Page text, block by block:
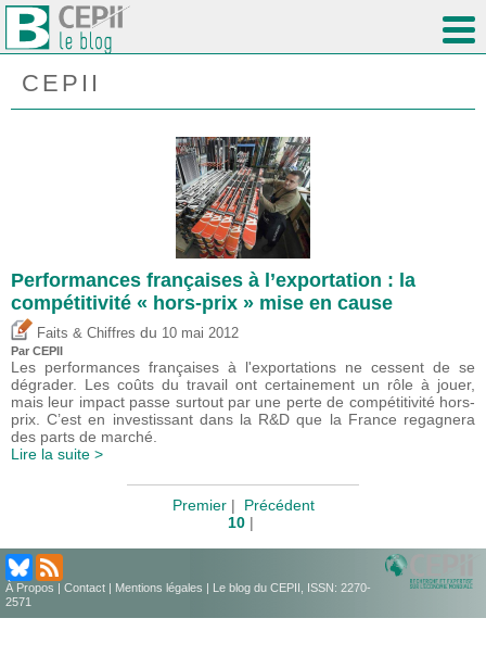
CEPII
Performances françaises à l’exportation : la
compétitivité « hors-prix » mise en cause
Faits & Chiffres du 10 mai 2012
Par CEPII
Les performances françaises à l'exportations ne cessent de se
dégrader. Les coûts du travail ont certainement un rôle à jouer,
mais leur impact passe surtout par une perte de compétitivité hors-
prix. C’est en investissant dans la R&D que la France regagnera
des parts de marché.
Lire la suite >
Premier| Précédent
10 |
À Propos Contact Mentions légales | Le blog du CEPII, ISSN: 2270-
2571